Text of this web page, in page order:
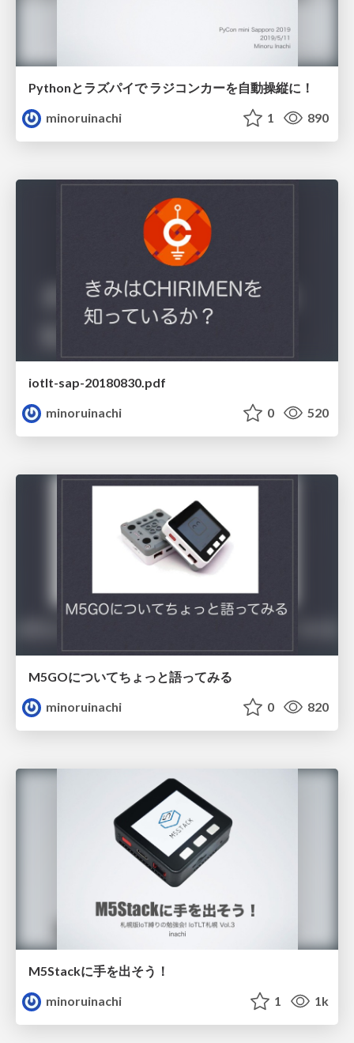
Pythonとラズパイで ラジコンカーを自動操縦に！
minoruinachi
1 890
iotlt-sap-20180830.pdf
minoruinachi
0 520
M5GOについてちょっと語ってみる
minoruinachi
0 820
M5Stackに手を出そう！
minoruinachi
1 1k